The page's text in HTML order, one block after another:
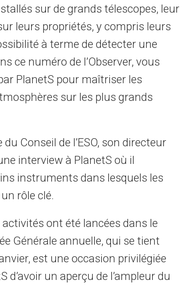
sur de grands télescopes, leur
leurs propriétés, y compris leurs
à terme de détecter une
ce numéro de l’Observer, vous
PlanetS pour maîtriser les
sur les plus grands
Conseil de l’ESO, son directeur
interview à PlanetS où il
instruments dans lesquels les
rôle clé.
ont été lancées dans le
Générale annuelle, qui se tient
est une occasion privilégiée
un aperçu de l’ampleur du